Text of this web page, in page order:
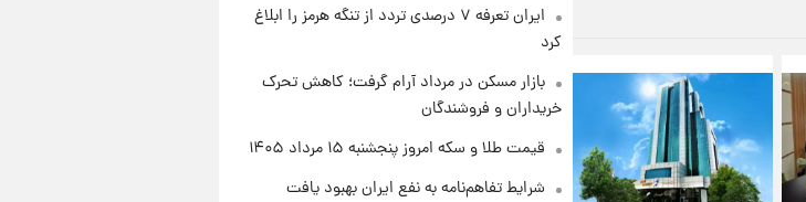
ایران تعرفه ۷ درصدی تردد از تنگه هرمز را ابلاغ
کرد
بازار مسکن در مرداد آرام گرفت؛ کاهش تحرک
خریداران و فروشندگان
قیمت طلا و سکه امروز پنجشنبه ۱۵ مرداد ۱۴۰۵
شرایط تفاهم‌نامه به نفع ایران بهبود یافت